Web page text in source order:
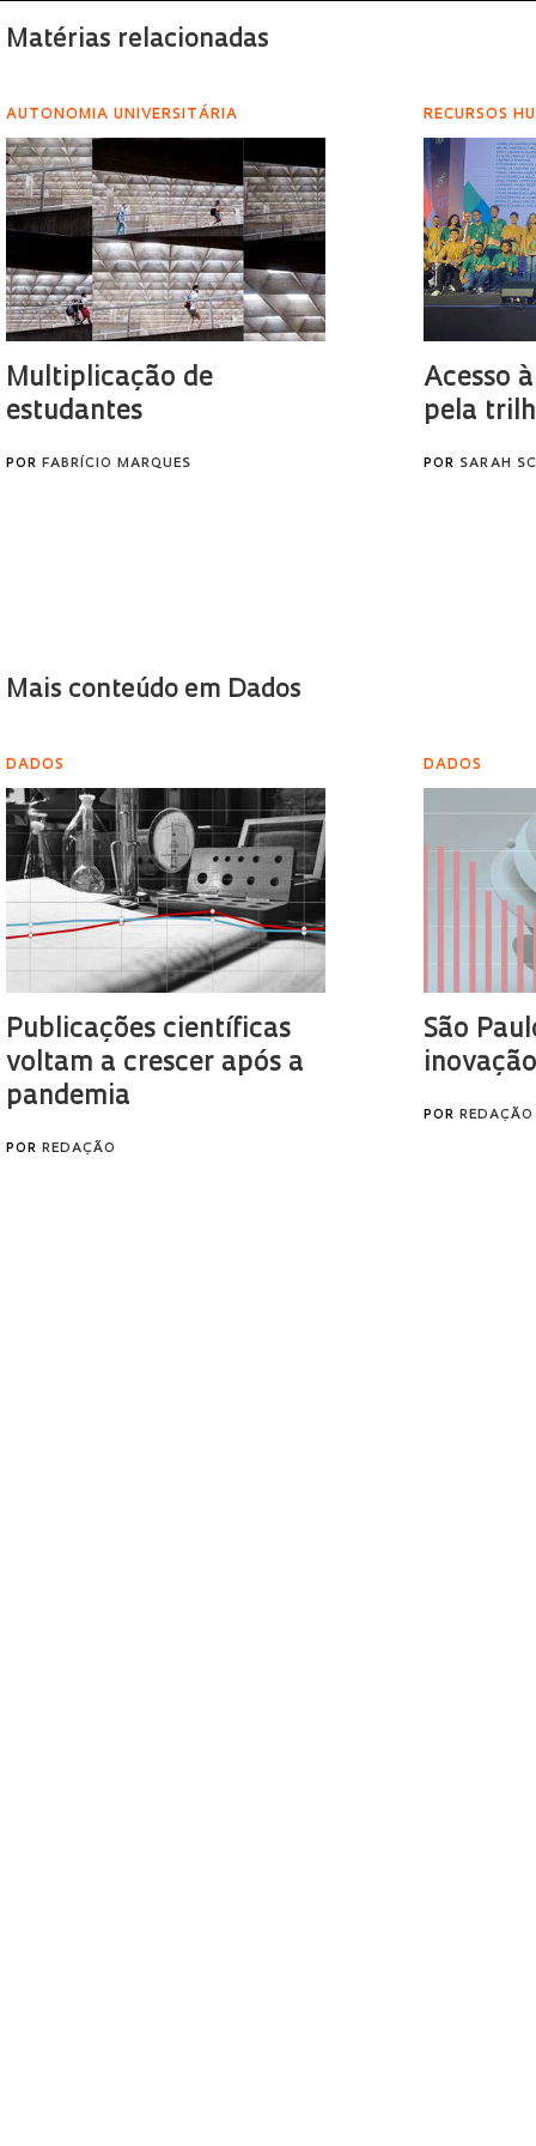
Matérias relacionadas
AUTONOMIA UNIVERSITÁRIA
Multiplicação de
estudantes
POR FABRÍCIO MARQUES
RECURSOS
Acesso
pela
POR SARAH
Mais conteúdo em Dados
DADOS
Publicações científicas
voltam a crescer após a
pandemia
POR REDAÇÃO
DADOS
São
POR REDAÇÃO